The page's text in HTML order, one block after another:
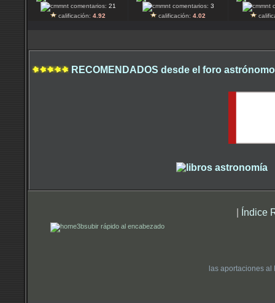
comentarios: 21
calificación: 4.92
comentarios: 3
calificación: 4.02
RECOMENDADOS desde el foro
| Índice
subir rápido al encabezado
las aportaciones al